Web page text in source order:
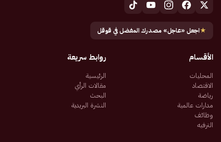
★اجعل «عاجل» مصدرك المفضل في قوقل
الأقسام
المحليات
الاقتصاد
رياضة
مدارات عالمية
وظائف
الترفيه
روابط سريعة
الرئيسية
مقالات الرأي
البحث
النشرة البريدية